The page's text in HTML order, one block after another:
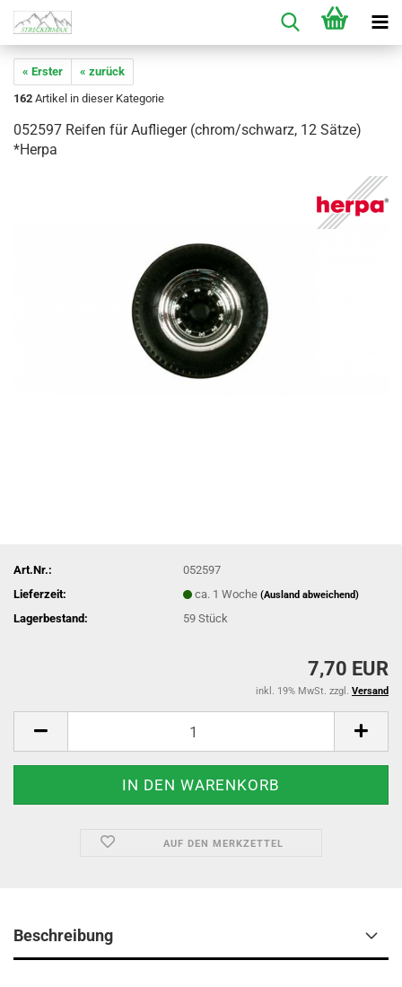
« Erster
« zurück
162 Artikel in dieser Kategorie
052597 Reifen für Auflieger (chrom/schwarz, 12 Sätze)
*Herpa
Art.Nr.:
052597
Lieferzeit:
ca. 1 Woche(Ausland abweichend)
Lagerbestand: 59Stück
7,70 EUR
inkl. 19% MwSt. zzgl. Versand
AUF DEN MERKZETTEL
Beschreibung